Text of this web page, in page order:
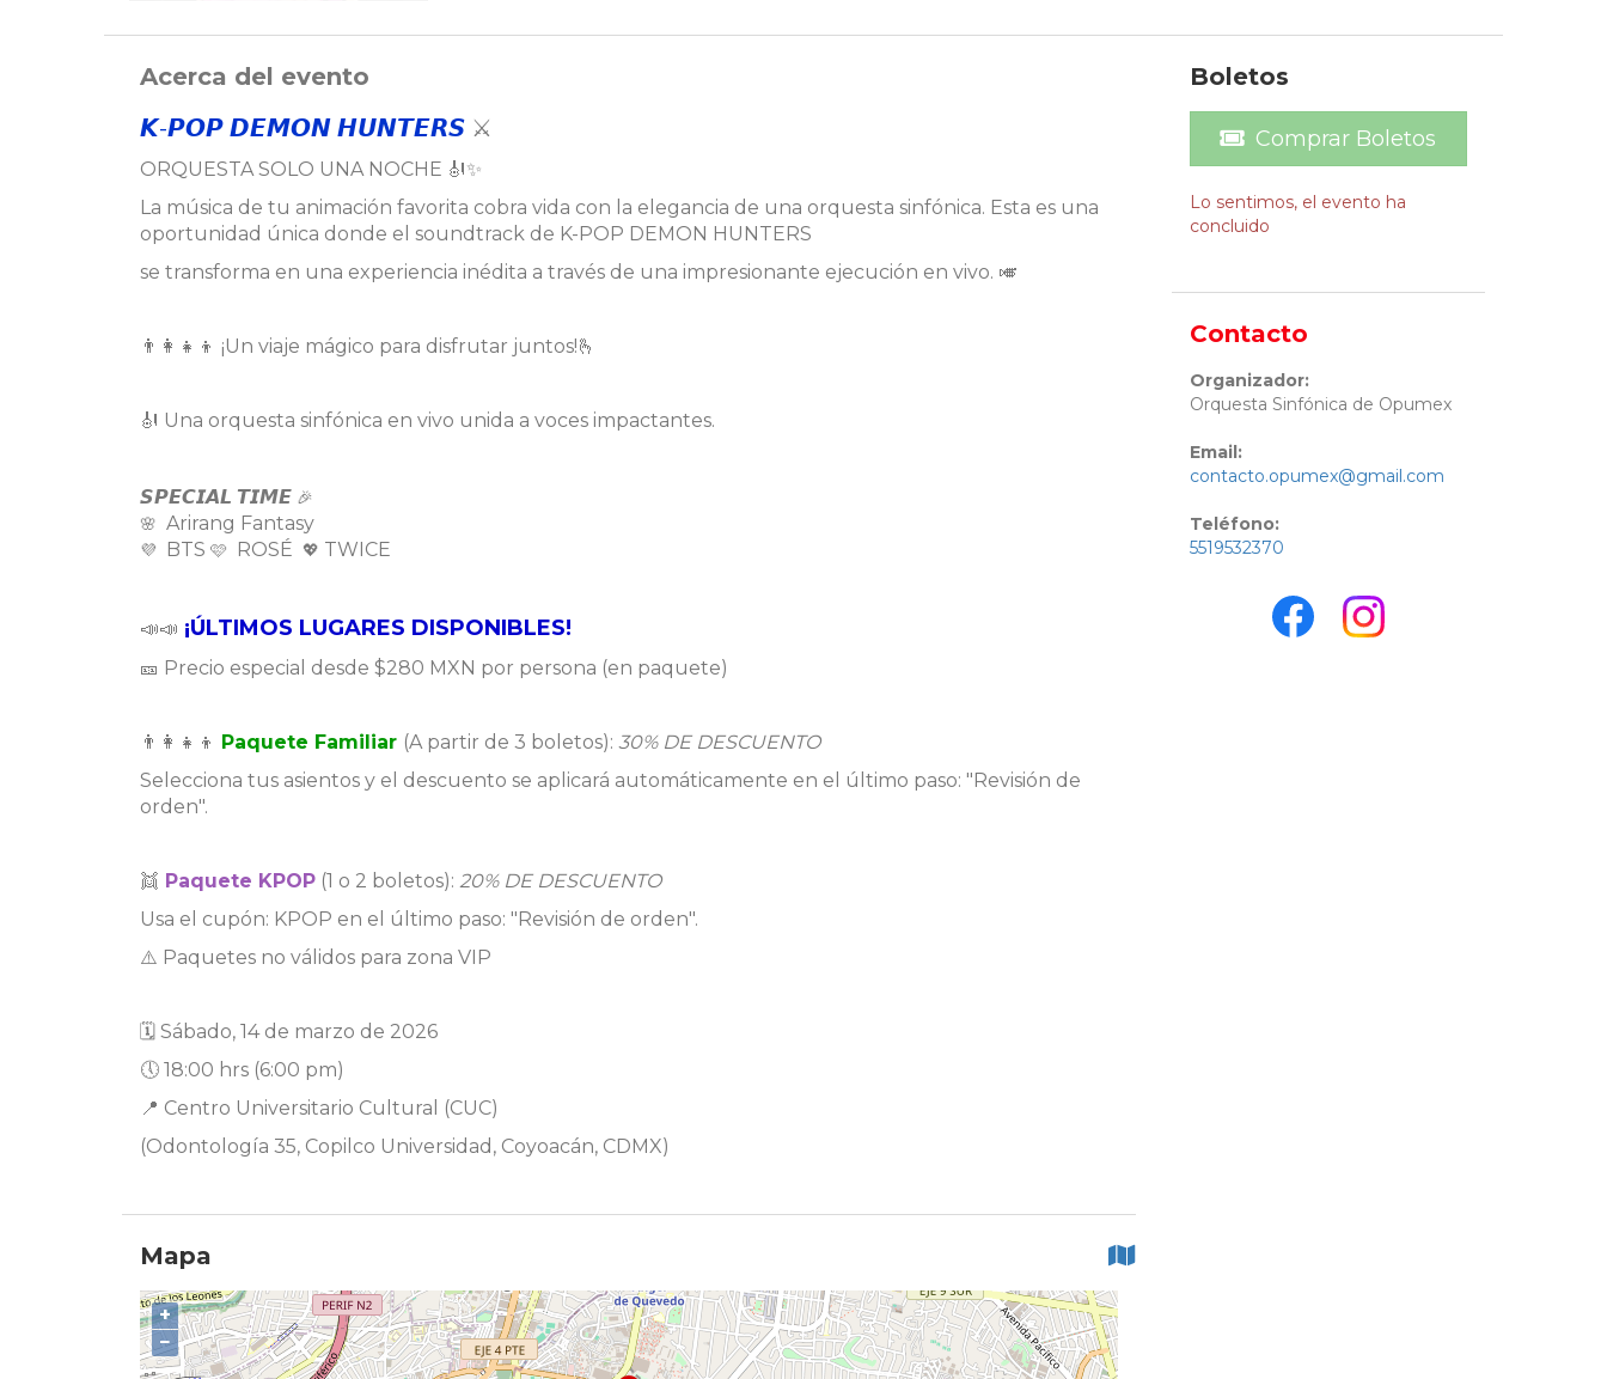
Acerca del evento
𝙆-𝙋𝙊𝙋 𝘿𝙀𝙈𝙊𝙉 𝙃𝙐𝙉𝙏𝙀𝙍𝙎 ⚔️
ORQUESTA SOLO UNA NOCHE 🎻✨
La música de tu animación favorita cobra vida con la elegancia de una orquesta sinfónica. Esta es una
oportunidad única donde el soundtrack de K-POP DEMON HUNTERS
se transforma en una experiencia inédita a través de una impresionante ejecución en vivo. 🎺
👨‍👩‍👧‍👦 ¡Un viaje mágico para disfrutar juntos!🫰
🎻 Una orquesta sinfónica en vivo unida a voces impactantes.
𝙎𝙋𝙀𝘾𝙄𝘼𝙇 𝙏𝙄𝙈𝙀 🎉
🌸 Arirang Fantasy
💜 BTS 🩷 ROSÉ 💖 TWICE
📣📣 ¡ÚLTIMOS LUGARES DISPONIBLES!
🎫 Precio especial desde $280 MXN por persona (en paquete)
​👨‍👩‍👧‍👦 Paquete Familiar (A partir de 3 boletos): 30% DE DESCUENTO
Selecciona tus asientos y el descuento se aplicará automáticamente en el último paso: "Revisión de
orden".
​👯 Paquete KPOP (1 o 2 boletos): 20% DE DESCUENTO
Usa el cupón: KPOP en el último paso: "Revisión de orden".
​⚠️ Paquetes no válidos para zona VIP
​🗓 Sábado, 14 de marzo de 2026
🕔 18:00 hrs (6:00 pm)
📍 Centro Universitario Cultural (CUC)
(Odontología 35, Copilco Universidad, Coyoacán, CDMX)
Mapa
+
−
Boletos
Comprar Boletos
Lo sentimos, el evento ha
concluido
Contacto
Organizador:
Orquesta Sinfónica de Opumex
Email:
contacto.opumex@gmail.com
Teléfono:
5519532370